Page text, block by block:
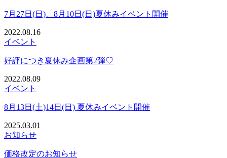
7月27日(日)、8月10日(日)夏休みイベント開催
2022.08.16
イベント
好評につき夏休み企画第2弾♡
2022.08.09
イベント
8月13日(土)14日(日) 夏休みイベント開催
2025.03.01
お知らせ
価格改定のお知らせ